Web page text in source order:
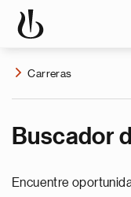
Carreras
Buscador
Encuentre